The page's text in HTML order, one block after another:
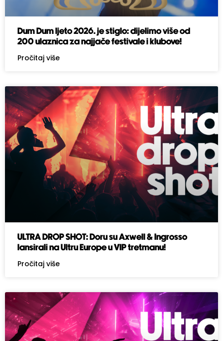
Dum Dum ljeto 2026. je stiglo: dijelimo više od
200 ulaznica za najjače festivale i klubove!
Pročitaj više
ULTRA DROP SHOT: Doru su Axwell & Ingrosso
lansirali na Ultru Europe u VIP tretmanu!
Pročitaj više